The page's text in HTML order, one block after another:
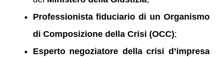
Professionista fiduciario di un Organismo
di Composizione della Crisi (OCC);
Esperto negoziatore della crisi d’impresa